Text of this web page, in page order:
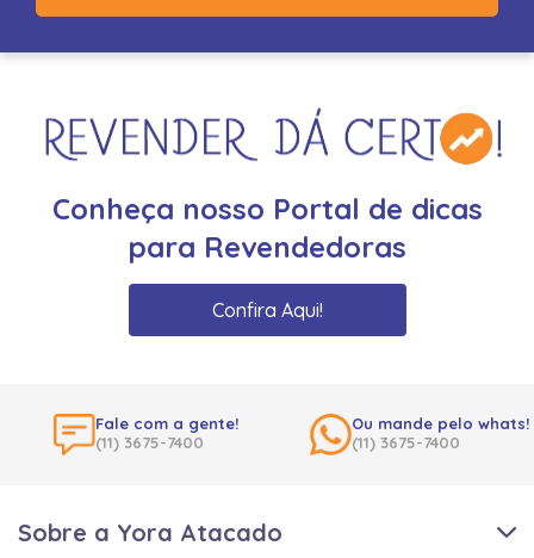
Conheça nosso Portal de dicas
para Revendedoras
Confira Aqui!
Fale com a gente!
(11) 3675-7400
Ou mande pelo whats!
(11) 3675-7400
Sobre a Yora Atacado